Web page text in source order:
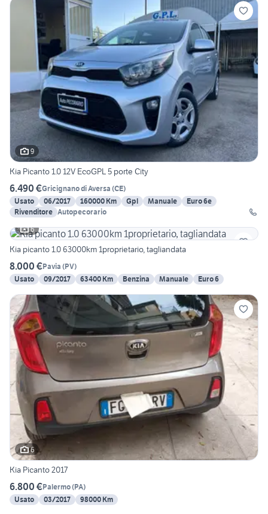
9
Kia Picanto 1.0 12V EcoGPL 5 porte City
6.490 €Gricignano di Aversa (CE)
Usato
06/2017 160000 Km Gpl Manuale
Euro 6e
Rivenditore Autopecorario
6
Kia picanto 1.0 63000km 1proprietario, tagliandata
8.000 €Pavia (PV)
Usato
09/2017 63400 Km Benzina Manuale Euro 6
6
Kia Picanto 2017
6.800 €Palermo(PA)
Usato
03/2017 98000 Km